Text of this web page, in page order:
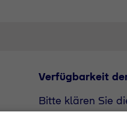
Verfügbarkeit
Bitte klären Sie
unserem